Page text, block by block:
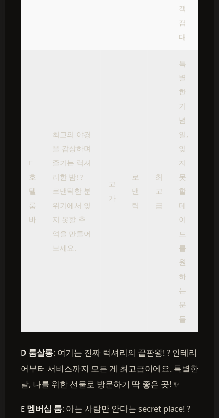
객
접
대
F
호
텔
룸
바
최고의 야경
을 감상하며
즐기는 럭셔
리한 밤! ?
로맨틱한 분
위기에서 잊
지 못할 추
억을 만들어
보세요.
고
가
로
맨
틱
최
고
급
특
별
한
기
념
일,
잊
지
못
할
데
이
트
를
원
하
는
분
들
D 룸살롱: 여기는 진짜 럭셔리의 끝판왕! ? 인테리
어부터 서비스까지 모든 게 최고급이에요. 특별한
날, 나를 위한 선물로 방문하기 딱 좋은 곳! ✨
E 멤버십 룸: 아는 사람만 안다는 secret place! ?